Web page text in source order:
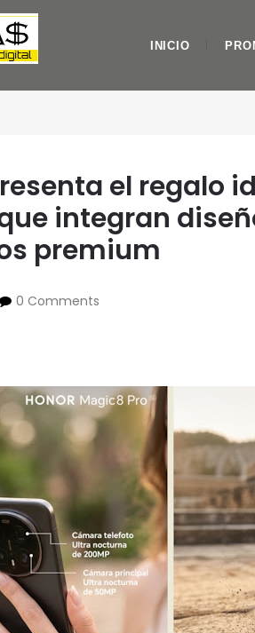
INICIO
el regalo
integran
premium
0 Comments